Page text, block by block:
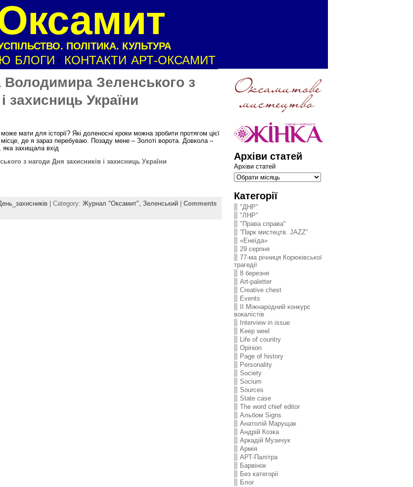
ПОЛІТИКА. КУЛЬТУРА
БЛОГИ КОНТАКТИ АРТ-ОКСАМИТ
Зеленського з
захисниць України
мати для історії? Які доленосні кроки можна зробити протягом цієї
місце, де я зараз перебуваю. Позаду мене – Золоті ворота. Довкола –
яка захищала вхід
з нагоди Дня захисників і захисниць України
| Category: Журнал "Оксамит", Зеленський
Comments
Архіви статей
Архіви статей
Категорії
"ДНР"
"ЛНР"
"Права справа"
“Парк мистецтв. JAZZ”
«Енеїда»
29 серпня
77-ма річниця Корюківської
трагедії
8 березня
Art-paletter
Creative chest
Events
II Міжнародний конкурс
вокалістів
Interview in issue
Keep weel
Life of country
Opinion
Page of history
Personality
Society
Socium
Sources
State case
The word chief editor
Альбом Signs
Анатолій Марущак
Андрій Козка
Аркадій Музичук
Армія
АРТ-Палітра
Барвінок
Без категорії
Блог